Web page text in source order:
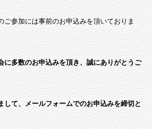
ご参加には事前のお申込みを頂いておりま
に多数のお申込みを頂き、誠にありがとうご
して、メールフォームでのお申込みを締切と